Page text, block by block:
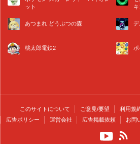
ット
あつまれ どうぶつの森 デ
桃太郎電鉄2
このサイトについて ご意見/要望 利用規
広告ポリシー
運営会社 広告掲載依頼 お問